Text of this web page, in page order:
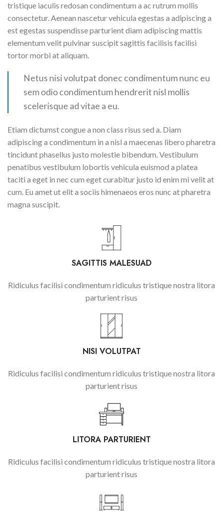
tristique iaculis redosan condimentum a ac rutrum mollis
consectetur. Aenean nascetur vehicula egestas a adipiscing a
est egestas suspendisse parturient diam adipiscing mattis
elementum velit pulvinar suscipit sagittis facilisis facilisi
tortor morbi at aliquam.
Netus nisi volutpat donec condimentum nunc eu
sem odio condimentum hendrerit nisl mollis
scelerisque ad vitae a eu.
Etiam dictumst congue a non class risus sed a. Diam
adipiscing a condimentum in a nisl a maecenas libero pharetra
tincidunt phasellus justo molestie bibendum. Vestibulum
penatibus vestibulum lobortis vehicula euismod a platea
taciti a eget in nec cum eget curabitur justo id enim mi velit at
cum. Eu amet ut elit a sociis himenaeos eros nunc at pharetra
magna suscipit.
SAGITTIS MALESUAD
Ridiculus facilisi condimentum ridiculus tristique nostra litora
parturient risus
NISI VOLUTPAT
Ridiculus facilisi condimentum ridiculus tristique nostra litora
parturient risus
LITORA PARTURIENT
Ridiculus facilisi condimentum ridiculus tristique nostra litora
parturient risus